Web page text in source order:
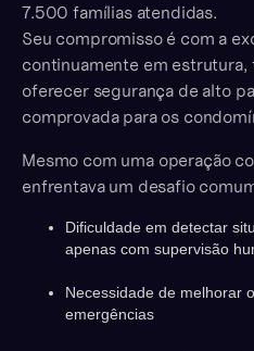
7.500 famílias atendidas.
Seu compromisso é com a
continuamente em estrutura,
oferecer segurança de alto
comprovada para os
Mesmo com uma operação
enfrentava um desafio
Dificuldade em detectar
apenas com supervisão
Necessidade de melhorar
emergências